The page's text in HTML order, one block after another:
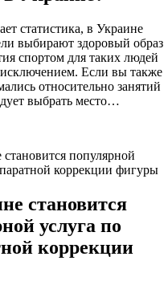
статистика, в Украине
выбирают здоровый образ
спортом для таких людей
Если вы также
относительно занятий
выбрать место…
становится
услуга по
коррекции